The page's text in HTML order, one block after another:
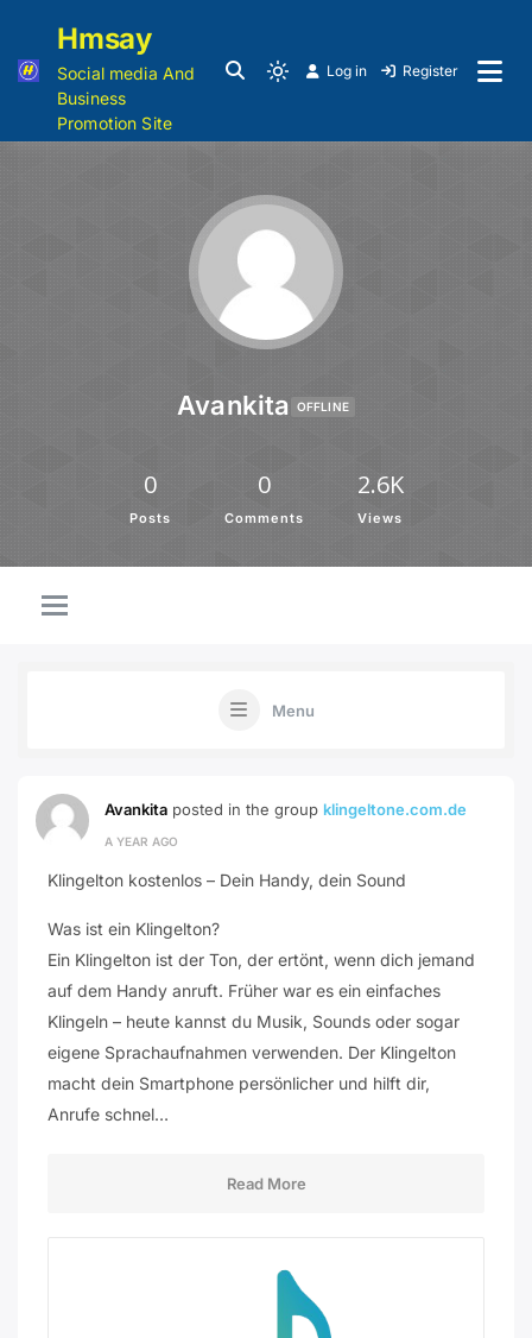
Hmsay
Social media And
Business
Promotion Site
Log in Register
Avankita OFFLINE
0
Posts
0
Comments
2.6K
Views
Menu
Avankita posted in the group klingeltone.com.de
A YEAR AGO
Klingelton kostenlos – Dein Handy, dein Sound
Was ist ein Klingelton?
Ein Klingelton ist der Ton, der ertönt, wenn dich jemand
auf dem Handy anruft. Früher war es ein einfaches
Klingeln – heute kannst du Musik, Sounds oder sogar
eigene Sprachaufnahmen verwenden. Der Klingelton
macht dein Smartphone persönlicher und hilft dir,
Anrufe schnel…
Read More